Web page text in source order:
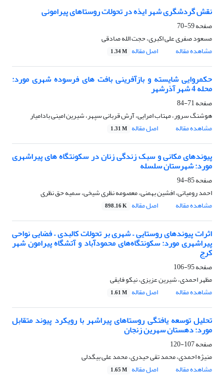
نقش گردشگری شهر ایذه در تحولات روستاهای پیرامونی
صفحه59-70
مسعود صفری علی اکبری، حجت الله صادقی
مشاهده مقاله
اصل مقاله 1.34 M
حکمروایی شایسته و بازآفرینی بافت های فرسوده شهری مورد:
محله 4 شهر آذرشهر
صفحه71-84
هوشنگ سرور، مهتاب امرایی، آرش قربانی سپهر، شیرین امینی بادامیار
مشاهده مقاله
اصل مقاله 1.31 M
پیوندهای مکانی و سبک زندگی زنان در سکونتگاه های پیراشهری
مورد: شهرستان سلسله
صفحه85-94
احمد رومیانی، افشین بهمنی، معصومه نظری شیخی، سمیه حق نظری
مشاهده مقاله
اصل مقاله 898.16 K
اثرات پیوندهای روستایی – شهری بر تحولات کالبدی – فضایی نواحی
پیراشهری مورد: سکونتگاه‌های محمودآباد و آتشگاه پیرامون شهر
کرج
صفحه95-106
مظهر احمدی، شیرین عزیزی، نیکو فایقی
مشاهده مقاله
اصل مقاله 1.61 M
تحلیل توسعه یافتگی روستاهای پیراشهر با رویکرد پیوند متقابل
مورد: دهستان سهرین زنجان
صفحه107-120
منیژه احمدی، محمد تقی حیدری، محمد علی بیگدلی
مشاهده مقاله
اصل مقاله 1.65 M